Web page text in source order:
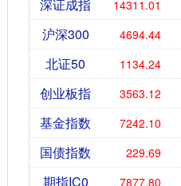
深证成指 14311.01
沪深300 4694.44
北证50 1134.24
创业板指 3563.12
基金指数 7242.10
国债指数 229.69
期指IC0 7877.80